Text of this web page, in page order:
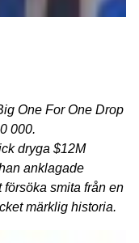
One For One Drop
000.
dryga $12M
anklagade
smita från en
märklig historia.